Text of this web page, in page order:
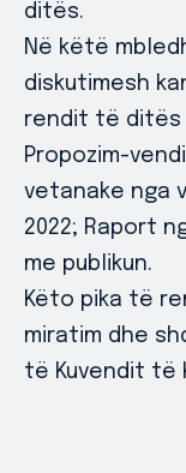
ditës.
Në këtë
diskutimesh
rendit të ditës
Propozim-
vetanake nga
2022; Raport
me publikun.
Këto pika të
miratim dhe
të Kuvendit të